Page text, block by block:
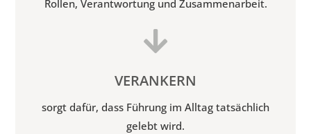
Rollen, Verantwortung und Zusammenarbeit.

VERANKERN
sorgt dafür, dass Führung im Alltag tatsächlich
gelebt wird.